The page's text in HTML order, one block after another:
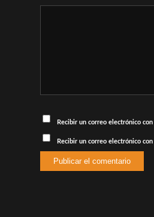
Recibir un correo electrónico
Recibir un correo electrónico